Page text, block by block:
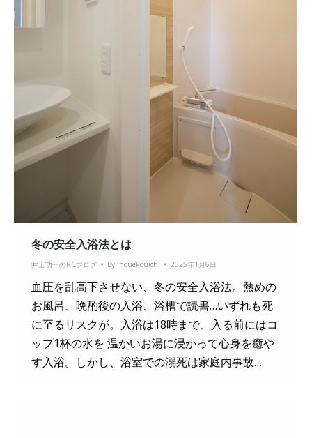
冬の安全入浴法とは
井上功一のRCブログ By inouekouichi 2025年1月6日
血圧を乱高下させない、冬の安全入浴法。熱めの
お風呂、晩酌後の入浴、浴槽で読書…いずれも死
に至るリスクが。入浴は18時まで、入る前にはコ
ップ1杯の水を 温かいお湯に浸かって心身を癒や
す入浴。しかし、浴室での溺死は家庭内事故…